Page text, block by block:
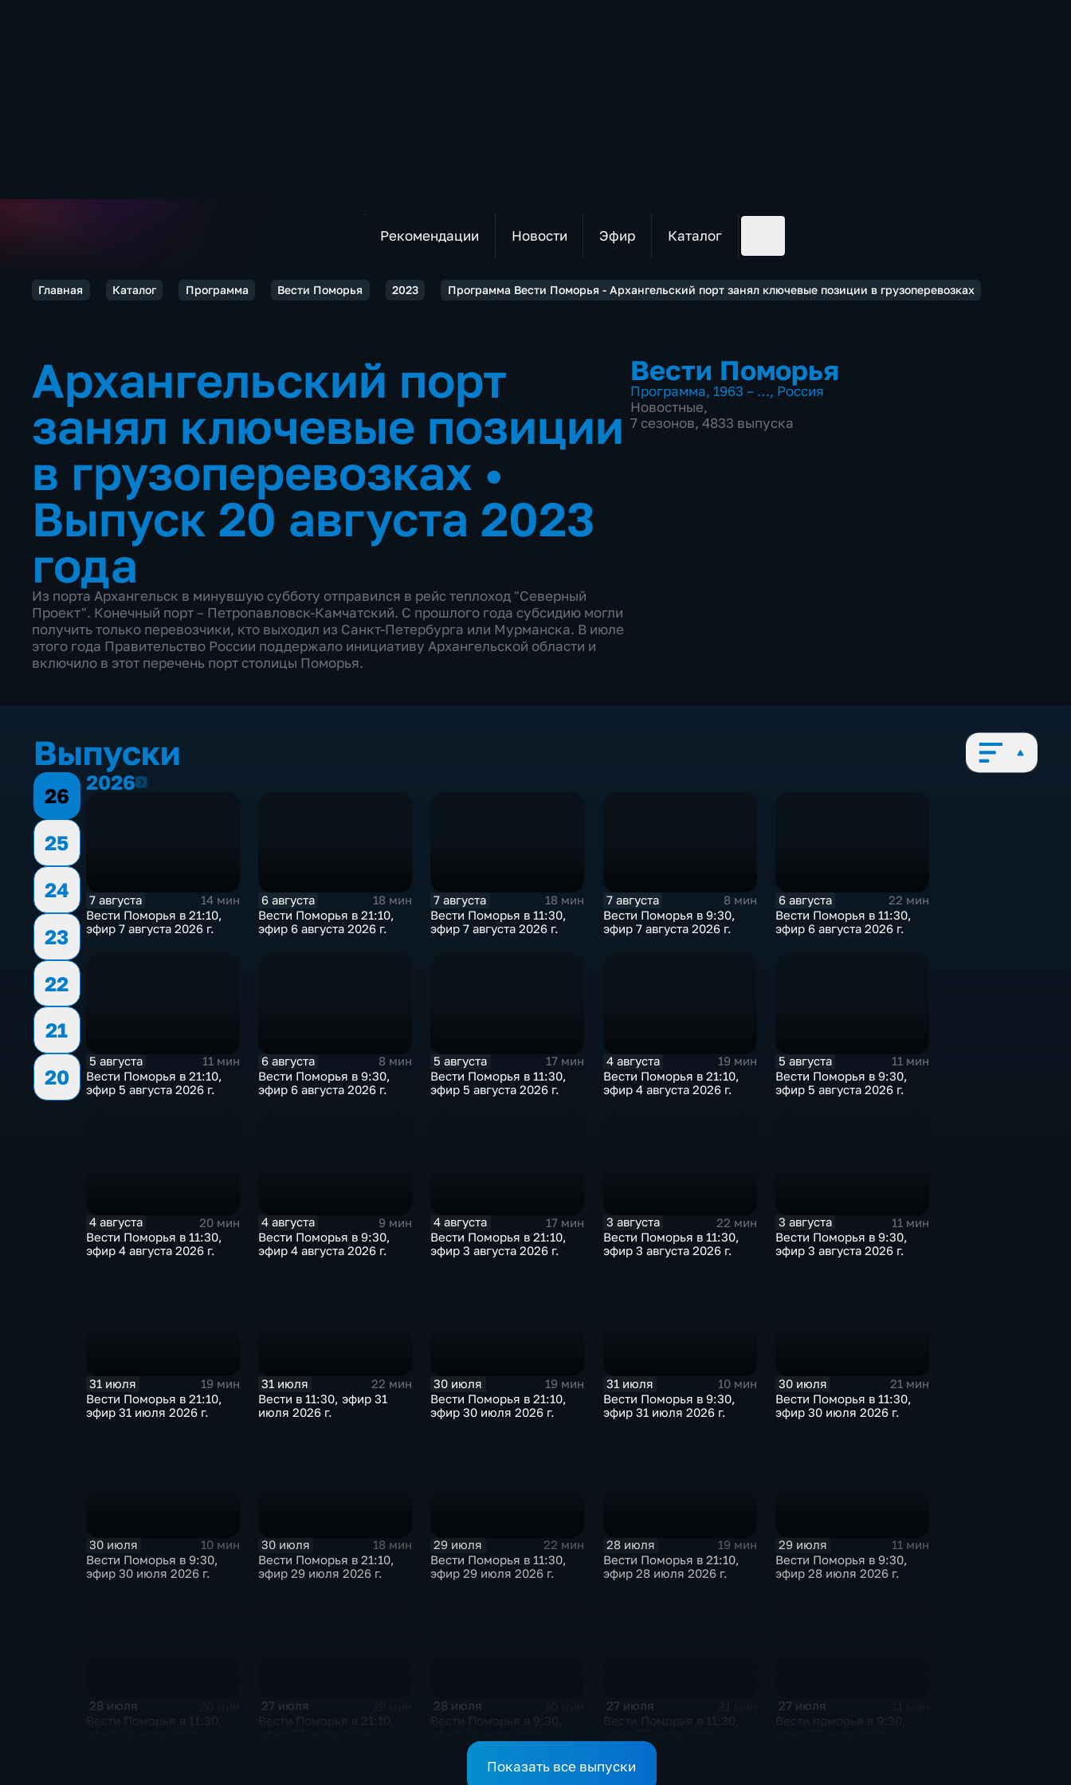
Рекомендации Новости Эфир Каталог
Главная Каталог Программа Вести Поморья 2023 Программа Вести Поморья - Архангельский порт занял ключевые позиции в грузоперевозках
Архангельский порт
занял ключевые позиции
в грузоперевозках •
Выпуск 20 августа 2023
года
Из порта Архангельск в минувшую субботу отправился в рейс теплоход "Северный
Проект". Конечный порт – Петропавловск-Камчатский. С прошлого года субсидию могли
получить только перевозчики, кто выходил из Санкт-Петербурга или Мурманска. В июле
этого года Правительство России поддержало инициативу Архангельской области и
включило в этот перечень порт столицы Поморья.
Вести Поморья
Программа, 1963 – …, Россия
Новостные,
7 сезонов, 4833 выпуска
Выпуски
26
25
24
23
22
21
20
20262026
7 августа
14 мин
Вести Поморья в 21:10,
эфир 7 августа 2026 г.
6 августа
18 мин
Вести Поморья в 21:10,
эфир 6 августа 2026 г.
7 августа
18 мин
Вести Поморья в 11:30,
эфир 7 августа 2026 г.
7 августа
8 мин
Вести Поморья в 9:30,
эфир 7 августа 2026 г.
6 августа
22 мин
Вести Поморья в 11:30,
эфир 6 августа 2026 г.
5 августа
11 мин
Вести Поморья в 21:10,
эфир 5 августа 2026 г.
6 августа
8 мин
Вести Поморья в 9:30,
эфир 6 августа 2026 г.
5 августа
17 мин
Вести Поморья в 11:30,
эфир 5 августа 2026 г.
4 августа
19 мин
Вести Поморья в 21:10,
эфир 4 августа 2026 г.
5 августа
11 мин
Вести Поморья в 9:30,
эфир 5 августа 2026 г.
4 августа
20 мин
Вести Поморья в 11:30,
эфир 4 августа 2026 г.
4 августа
9 мин
Вести Поморья в 9:30,
эфир 4 августа 2026 г.
4 августа
17 мин
Вести Поморья в 21:10,
эфир 3 августа 2026 г.
3 августа
22 мин
Вести Поморья в 11:30,
эфир 3 августа 2026 г.
3 августа
11 мин
Вести Поморья в 9:30,
эфир 3 августа 2026 г.
31 июля
19 мин
Вести Поморья в 21:10,
эфир 31 июля 2026 г.
31 июля
22 мин
Вести в 11:30, эфир 31
июля 2026 г.
30 июля
19 мин
Вести Поморья в 21:10,
эфир 30 июля 2026 г.
31 июля
10 мин
Вести Поморья в 9:30,
эфир 31 июля 2026 г.
30 июля
21 мин
Вести Поморья в 11:30,
эфир 30 июля 2026 г.
30 июля
10 мин
Вести Поморья в 9:30,
эфир 30 июля 2026 г.
30 июля
18 мин
Вести Поморья в 21:10,
эфир 29 июля 2026 г.
29 июля
22 мин
Вести Поморья в 11:30,
эфир 29 июля 2026 г.
28 июля
19 мин
Вести Поморья в 21:10,
эфир 28 июля 2026 г.
29 июля
11 мин
Вести Поморья в 9:30,
эфир 28 июля 2026 г.
28 июля 27 июля 28 июля 27 июля 27 июля
Показать все выпуски